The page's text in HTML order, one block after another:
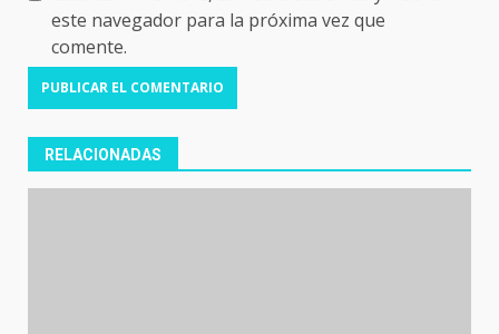
este navegador para la próxima vez que
comente.
RELACIONADAS